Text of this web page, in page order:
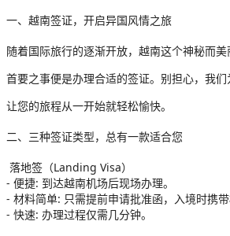
一、越南签证，开启异国风情之旅
随着国际旅行的逐渐开放，越南这个神秘而
首要之事便是办理合适的签证。别担心，我
让您的旅程从一开始就轻松愉快。
二、三种签证类型，总有一款适合您
落地签（Landing Visa）
- 便捷: 到达越南机场后现场办理。
- 材料简单: 只需提前申请批准函，入境时携带
- 快速: 办理过程仅需几分钟。